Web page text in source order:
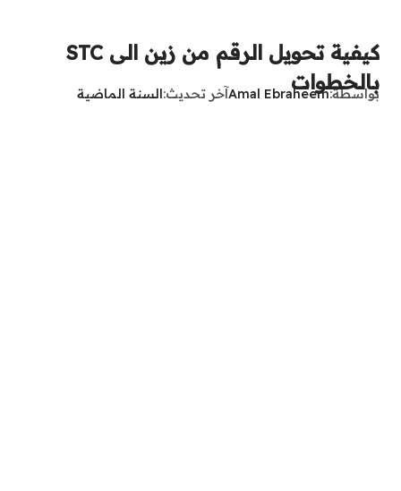
كيفية تحويل الرقم من زين الى STC
بالخطوات
بواسطةAmal Ebraheemآخر تحديث السنة الماضية